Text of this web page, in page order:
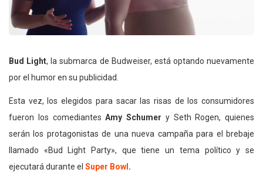
Bud Light, la submarca de Budweiser, está optando nuevamente
por el humor en su publicidad.
Esta vez, los elegidos para sacar las risas de los consumidores
fueron los comediantesAmy Schumer y Seth Rogen, quienes
serán los protagonistas de una nueva campaña para el brebaje
llamado «Bud Light Party», que tiene un tema político y se
ejecutará durante el Super Bowl .